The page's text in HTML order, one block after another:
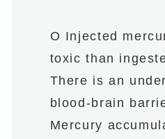
O Injected
toxic than
There is an
blood-brain
Mercury